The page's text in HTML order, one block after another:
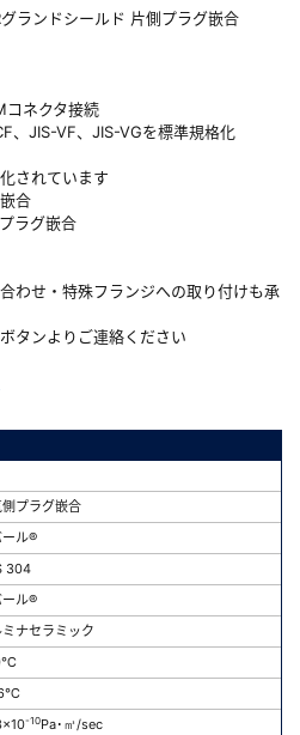
ランドシールド 片側プラグ嵌合
コネクタ接続
、JIS-VF、JIS-VGを標準規格化
されています
合
ラグ嵌合
わせ・特殊フランジへの取り付けも承
タンよりご連絡ください
プラグ嵌合
ール®
304
ール®
ミナセラミック
-10Pa･㎥/sec